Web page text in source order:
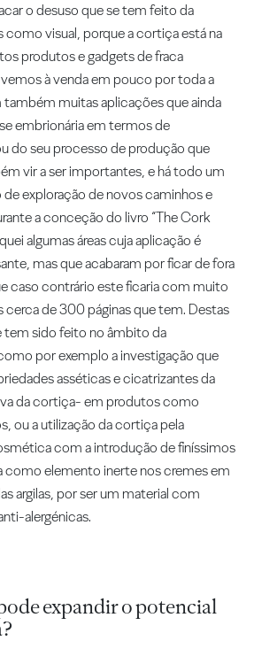
o desuso que se tem feito da
como visual, porque a cortiça está na
produtos e gadgets de fraca
à venda em pouco por toda a
também muitas aplicações que ainda
embrionária em termos de
do seu processo de produção que
vir a ser importantes, e há todo um
exploração de novos caminhos e
a conceção do livro “The Cork
algumas áreas cuja aplicação é
mas que acabaram por ficar de fora
caso contrário este ficaria com muito
cerca de 300 páginas que tem. Destas
tem sido feito no âmbito da
por exemplo a investigação que
asséticas e cicatrizantes da
da cortiça- em produtos como
ou a utilização da cortiça pela
com a introdução de finíssimos
como elemento inerte nos cremes em
argilas, por ser um material com
alergénicas.
expandir o potencial